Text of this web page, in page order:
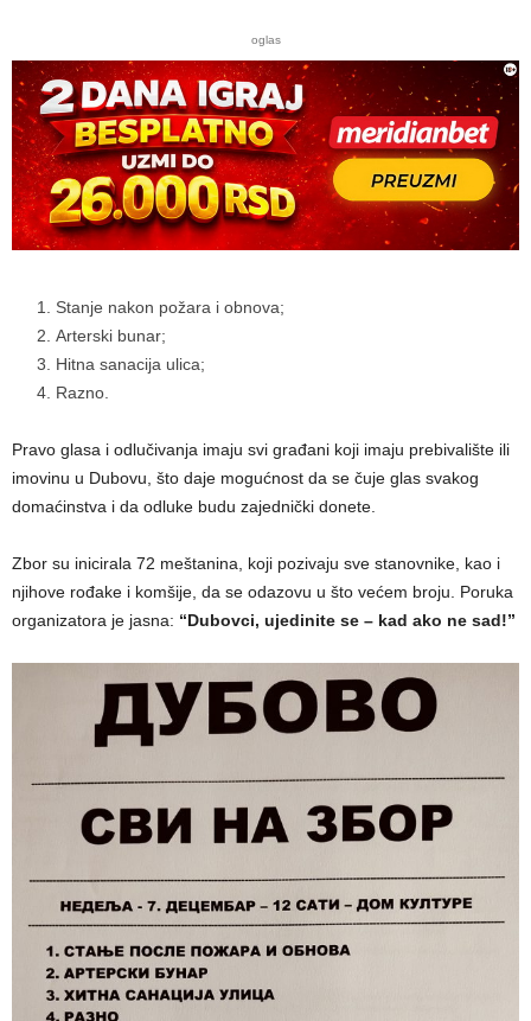
oglas
Stanje nakon požara i obnova;
Arterski bunar;
Hitna sanacija ulica;
Razno.
Pravo glasa i odlučivanja imaju svi građani koji imaju prebivalište ili
imovinu u Dubovu, što daje mogućnost da se čuje glas svakog
domaćinstva i da odluke budu zajednički donete.
Zbor su inicirala 72 meštanina, koji pozivaju sve stanovnike, kao i
njihove rođake i komšije, da se odazovu u što većem broju. Poruka
organizatora je jasna: “Dubovci, ujedinite se – kad ako ne sad!”